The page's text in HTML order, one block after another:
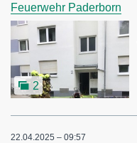
Feuerwehr Paderborn
2
22.04.2025 – 09:57